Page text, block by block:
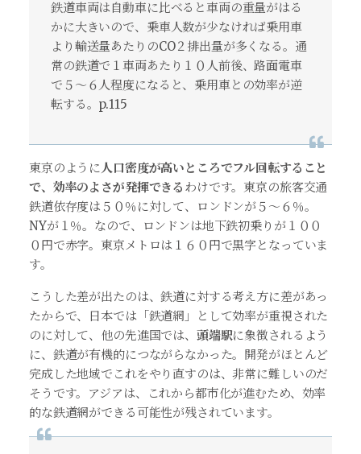
鉄道車両は自動車に比べると車両の重量がはる
かに大きいので、乗車人数が少なければ乗用車
より輸送量あたりのCO２排出量が多くなる。通
常の鉄道で１車両あたり１０人前後、路面電車
で５～６人程度になると、乗用車との効率が逆
転する。p.115
東京のように 人口密度が高いところでフル回転すること
で、効率のよさが発揮できる わけです。東京の旅客交通
鉄道依存度は５０％に対して、ロンドンが５～６％。
NYが１％。なので、ロンドンは地下鉄初乗りが１００
０円で赤字。東京メトロは１６０円で黒字となっていま
す。
こうした差が出たのは、鉄道に対する考え方に差があっ
たからで、日本では「鉄道網」として効率が重視された
のに対して、他の先進国では、 頭端駅に象徴されるよう
に、鉄道が有機的につながらなかった。開発がほとんど
完成した地域でこれをやり直すのは、非常に難しいのだ
そうです。アジアは、これから都市化が進むため、効率
的な鉄道網ができる可能性が残されています。